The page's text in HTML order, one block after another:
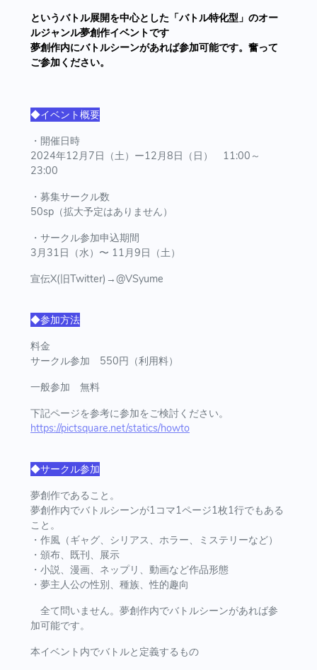
というバトル展開を中心とした「バトル特化型」のオー
ルジャンル夢創作イベントです
夢創作内にバトルシーンがあれば参加可能です。奮って
ご参加ください。
◆イベント概要
・開催日時
2024年12月7日（土）ー12月8日（日） 11:00～
23:00
・募集サークル数
50sp（拡大予定はありません）
・サークル参加申込期間
3月31日（水）〜 11月9日（土）
宣伝X(旧Twitter)→@VSyume
◆参加方法
料金
サークル参加 550円（利用料）
一般参加 無料
下記ページを参考に参加をご検討ください。
https://pictsquare.net/statics/howto
◆サークル参加
夢創作であること。
夢創作内でバトルシーンが1コマ1ページ1枚1行でもある
こと。
・作風（ギャグ、シリアス、ホラー、ミステリーなど）
・頒布、既刊、展示
・小説、漫画、ネップリ、動画など作品形態
・夢主人公の性別、種族、性的趣向
全て問いません。夢創作内でバトルシーンがあれば参
加可能です。
本イベント内でバトルと定義するもの